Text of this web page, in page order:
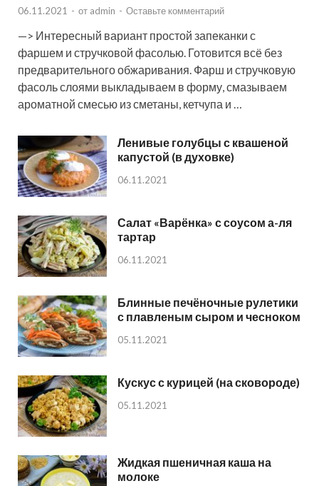
06.11.2021 - от admin - Оставьте комментарий
—> Интересный вариант простой запеканки с
фаршем и стручковой фасолью. Готовится всё без
предварительного обжаривания. Фарш и стручковую
фасоль слоями выкладываем в форму, смазываем
ароматной смесью из сметаны, кетчупа и …
Ленивые голубцы с квашеной
капустой (в духовке)
06.11.2021
Салат «Варёнка» с соусом а-ля
тартар
06.11.2021
Блинные печёночные рулетики
с плавленым сыром и чесноком
05.11.2021
Кускус с курицей (на сковороде)
05.11.2021
Жидкая пшеничная каша на
молоке